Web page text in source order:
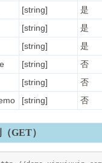
[string] 是
[string] 是
[string] 是
[string] 否
[string] 否
[string] 否
GET）